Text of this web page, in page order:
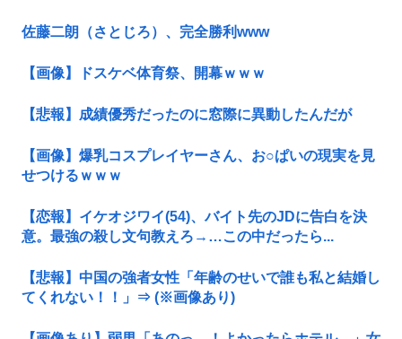
佐藤二朗（さとじろ）、完全勝利www
【画像】ドスケベ体育祭、開幕ｗｗｗ
【悲報】成績優秀だったのに窓際に異動したんだが
【画像】爆乳コスプレイヤーさん、お○ぱいの現実を見
せつけるｗｗｗ
【恋報】イケオジワイ(54)、バイト先のJDに告白を決
意。最強の殺し文句教えろ→…この中だったら...
【悲報】中国の強者女性「年齢のせいで誰も私と結婚し
てくれない！！」⇒ (※画像あり)